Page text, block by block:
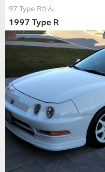
97 Type Rさん
1997 Type R